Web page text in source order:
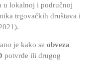
u lokalnoj i područnoj
trgovačkih društava i
je kako se obveza
potvrde ili drugog